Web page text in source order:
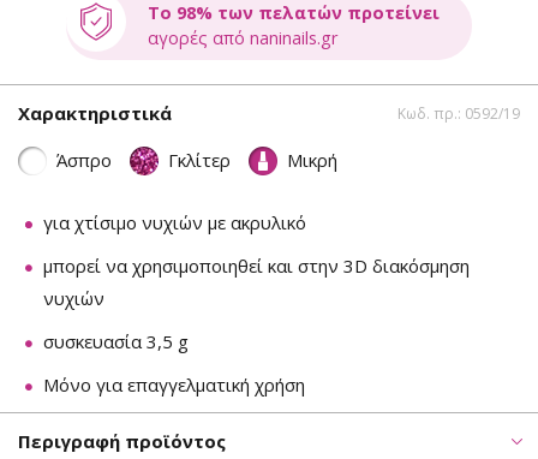
Το 98% των πελατών προτείνει
αγορές από naninails.gr
Χαρακτηριστικά Κωδ. πρ.: 0592/19
Άσπρο Γκλίτερ Μικρή
για χτίσιμο νυχιών με ακρυλικό
μπορεί να χρησιμοποιηθεί και στην 3D διακόσμηση
νυχιών
συσκευασία 3,5 g
Μόνο για επαγγελματική χρήση
Περιγραφή προϊόντος